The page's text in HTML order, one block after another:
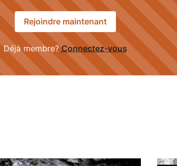
Rejoindre maintenant
Déjà membre?Connectez-vous